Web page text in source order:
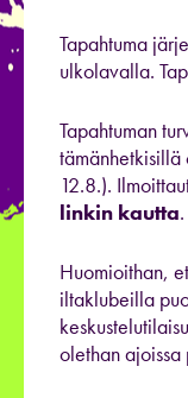
Tapahtuma
ulkolavalla.
Tapahtuman
12.8.).
linkin kautta.
Huomioithan,
iltaklubeilla
olethan